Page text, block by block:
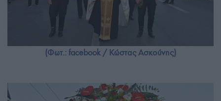
(Φωτ.: facebook / Κώστας Ασκούνης)